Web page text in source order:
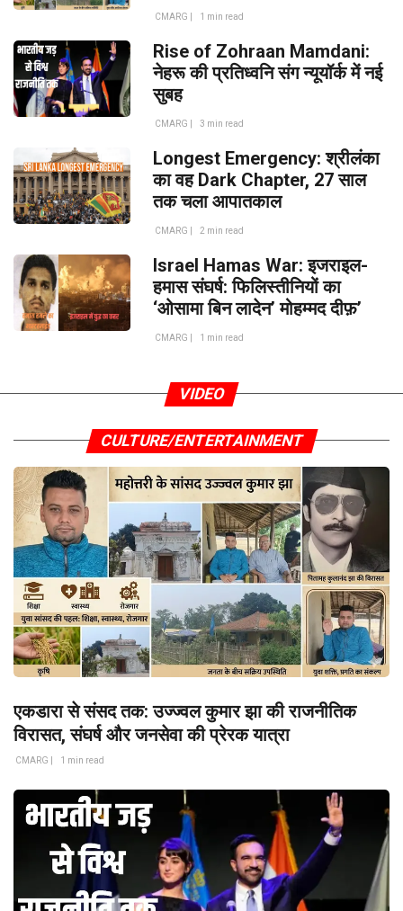
CMARG | 1 min read
Rise of Zohraan Mamdani:
नेहरू की प्रतिध्वनि संग न्यूयॉर्क में नई
सुबह
CMARG | 3 min read
Longest Emergency: श्रीलंका
का वह Dark Chapter, 27 साल
तक चला आपातकाल
CMARG | 2 min read
Israel Hamas War: इजराइल-
हमास संघर्ष: फिलिस्तीनियों का
‘ओसामा बिन लादेन’ मोहम्मद दीफ़’
CMARG | 1 min read
VIDEO
CULTURE/ENTERTAINMENT
एकडारा से संसद तक: उज्ज्वल कुमार झा की राजनीतिक
विरासत, संघर्ष और जनसेवा की प्रेरक यात्रा
CMARG | 1 min read